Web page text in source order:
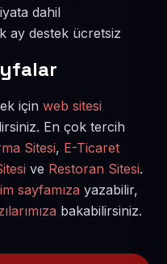
dahil
ay destek ücretsiz
için web sitesi
En çok tercih
Sitesi, E-Ticaret
ve Restoran Sitesi.
sayfamıza yazabilir,
bakabilirsiniz.